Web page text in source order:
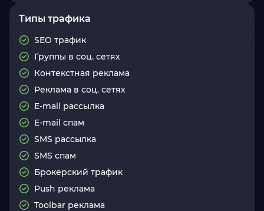
Типы трафика
SEO трафик
Группы в соц. сетях
Контекстная реклама
Реклама в соц. сетях
E-mail рассылка
E-mail спам
SMS рассылка
SMS спам
Брокерский трафик
Push реклама
Toolbar реклама